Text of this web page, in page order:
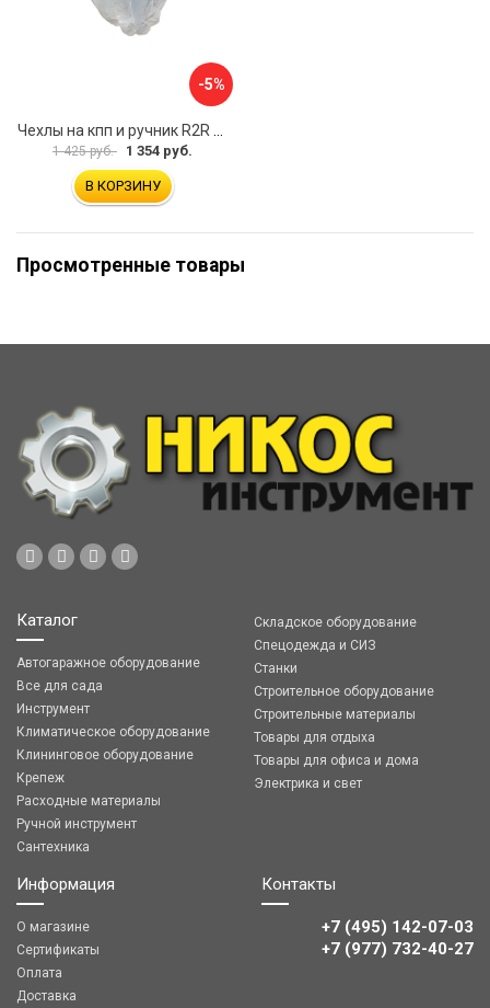
-5%
1 425 руб. 1 354 руб.
В КОРЗИНУ
Просмотренные товары
Каталог
Автогаражное оборудование
Все для сада
Инструмент
Климатическое оборудование
Клининговое оборудование
Крепеж
Расходные материалы
Ручной инструмент
Сантехника
Складское оборудование
Спецодежда и СИЗ
Станки
Строительное оборудование
Строительные материалы
Товары для отдыха
Товары для офиса и дома
Электрика и свет
Информация
О магазине
Сертификаты
Оплата
Доставка
Контакты
+7 (495) 142-07-03
‎‎+7 (977) 732-40-27